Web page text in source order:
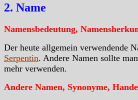
2. Name
Namensbedeutung,
Der heute allgemein verwendende
Serpentin. Andere Namen sollte
mehr verwenden.
Andere Namen, Synonyme,